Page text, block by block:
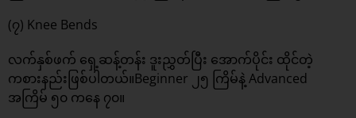
(၇) Knee Bends
လက်နှစ်ဖက် ရှေ့ဆန့်တန်း ဒူးညွှတ်ပြီး အောက်ပိုင်း ထိုင်တဲ့
ကစားနည်းဖြစ်ပါတယ်။Beginner ၂၅ ကြိမ်နဲ့ Advanced
အကြိမ် ၅၀ ကနေ ၇၀။